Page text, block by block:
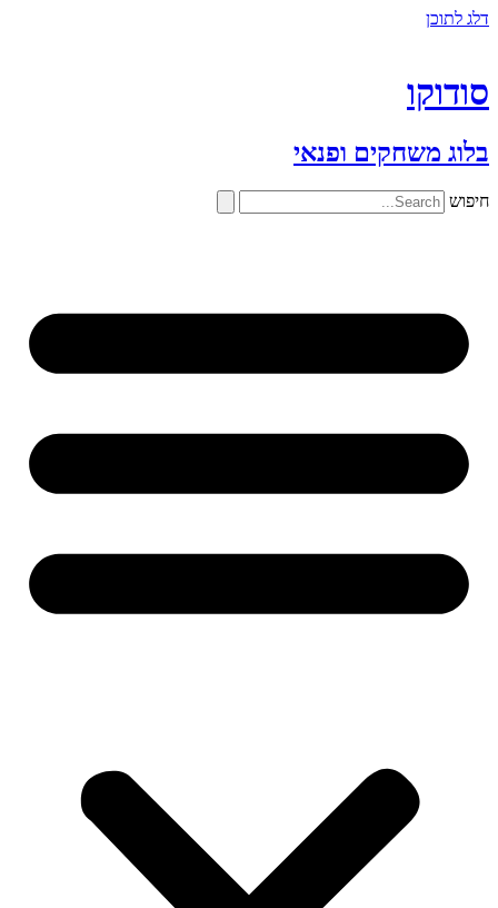
דלג לתוכן
סודוקו
בלוג משחקים ופנאי
חיפוש